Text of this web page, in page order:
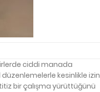
ciddi manada
düzenlemelerle kesinlikle izin
bir çalışma yürüttüğünü